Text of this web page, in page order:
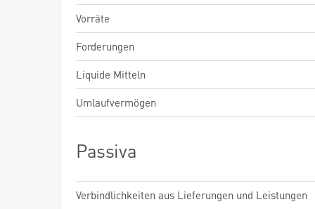
Vorräte
Forderungen
Liquide Mitteln
Umlaufvermögen
Passiva
Verbindlichkeiten aus Lieferungen und Leistungen